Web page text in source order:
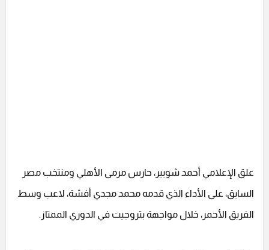
علق الإعلامي أحمد شوبير، حارس مرمى الأهلي ومنتخب مصر
السابق، على الأداء الذي قدمه محمد مجدي أفشة، لاعب وسط
الفريق الأحمر، خلال مواجهة بتروجيت في الدوري الممتاز.